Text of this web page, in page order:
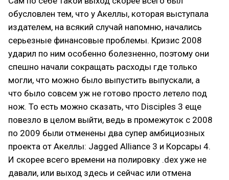
обусловлен тем, что у Акеллы, которая выступала
издателем, на всякий случай напомню, начались
серьезные финансовые проблемы. Кризис 2008
ударил по ним особенно болезненно, поэтому они
спешно начали сокращать расходы где только
могли, что можно было выпустить выпускали, а
что было совсем уж не готово просто летело под
нож. То есть можно сказать, что Disciples 3 еще
повезло в целом выйти, ведь в промежуток с 2008
по 2009 были отменены два супер амбициозных
проекта от Акеллы: Jagged Alliance 3 и Корсары 4.
И скорее всего времени на полировку .dex уже не
давали, или выход здесь и сейчас или отмена